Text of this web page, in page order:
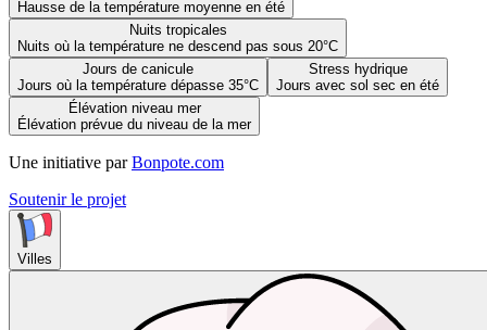
Hausse de la température moyenne en été
Nuits tropicales
Nuits où la température ne descend pas sous 20°C
Jours de canicule
Jours où la température dépasse 35°C
Stress hydrique
Jours avec sol sec en été
Élévation niveau mer
Élévation prévue du niveau de la mer
Une initiative par Bonpote.com
Soutenir le projet
Villes